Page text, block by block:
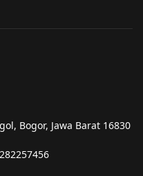
Bogor, Jawa Barat 16830